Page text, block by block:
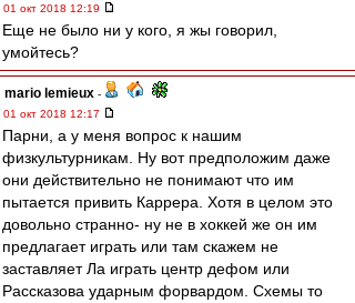
01 окт 2018 12:19
Еще не было ни у кого, я жы говорил,
умойтесь?
mario lemieux -
01 окт 2018 12:17
Парни, а у меня вопрос к нашим
физкультурникам. Ну вот предположим даже
они действительно не понимают что им
пытается привить Каррера. Хотя в целом это
довольно странно- ну не в хоккей же он им
предлагает играть или там скажем не
заставляет Ла играть центр дефом или
Рассказова ударным форвардом. Схемы то